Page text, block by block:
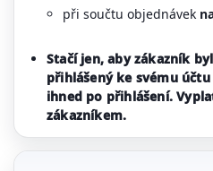
při součtu objednávek
Stačí jen, aby zákazník
přihlášený ke svému
ihned po přihlášení.
zákazníkem.